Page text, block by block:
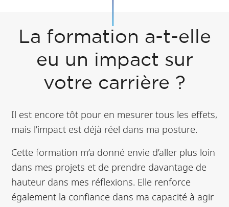
La formation a-t-elle
eu un impact sur
votre carrière ?
Il est encore tôt pour en mesurer tous les effets,
mais l’impact est déjà réel dans ma posture.
Cette formation m’a donné envie d’aller plus loin
dans mes projets et de prendre davantage de
hauteur dans mes réflexions. Elle renforce
également la confiance dans ma capacité à agir